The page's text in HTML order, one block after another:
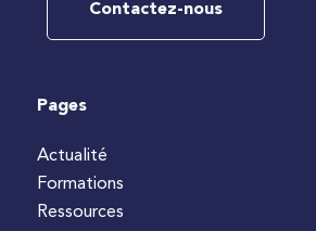
Contactez-nous
Pages
Actualité
Formations
Ressources